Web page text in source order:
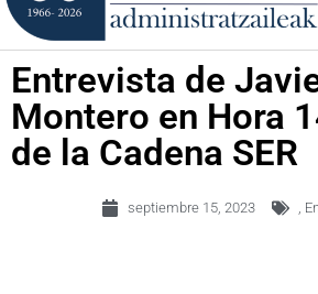
Entrevista de
Montero en Hora
de la Cadena SER
septiembre 15, 2023 ,